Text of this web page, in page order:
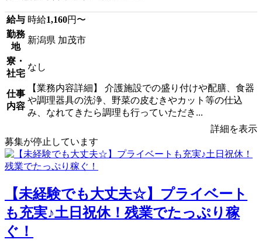
給与 時給1,160円〜
勤務
地
新潟県 加茂市
寮・
社宅
なし
仕事
内容
【業務内容詳細】 介護施設での盛り付けや配膳、食器
や調理器具の洗浄、野菜の皮むきやカット等の仕込
み、なれてきたら調理も行っていただき...
詳細を表示
募集が停止しています
【未経験でも大丈夫☆】プライベート
も充実♪土日祝休！残業でたっぷり稼
ぐ！